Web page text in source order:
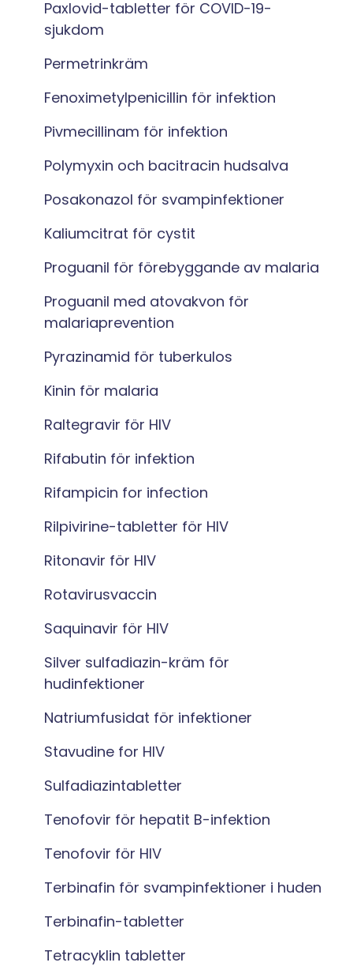
Paxlovid-tabletter för COVID-19-
sjukdom
Permetrinkräm
Fenoximetylpenicillin för infektion
Pivmecillinam för infektion
Polymyxin och bacitracin hudsalva
Posakonazol för svampinfektioner
Kaliumcitrat för cystit
Proguanil för förebyggande av malaria
Proguanil med atovakvon för
malariaprevention
Pyrazinamid för tuberkulos
Kinin för malaria
Raltegravir för HIV
Rifabutin för infektion
Rifampicin for infection
Rilpivirine-tabletter för HIV
Ritonavir för HIV
Rotavirusvaccin
Saquinavir för HIV
Silver sulfadiazin-kräm för
hudinfektioner
Natriumfusidat för infektioner
Stavudine for HIV
Sulfadiazintabletter
Tenofovir för hepatit B-infektion
Tenofovir för HIV
Terbinafin för svampinfektioner i huden
Terbinafin-tabletter
Tetracyklin tabletter